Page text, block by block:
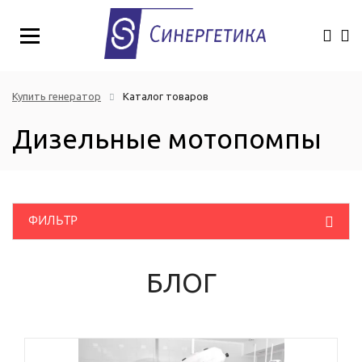
Купить генератор Каталог товаров
Дизельные мотопомпы
ФИЛЬТР
Бензиновые генераторы
Генератор дизельный однофазный
БЛОГ